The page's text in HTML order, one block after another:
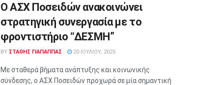
Ο ΑΣΧ Ποσειδών ανακοινώνει
στρατηγική συνεργασία με το
φροντιστήριο “ΔΕΣΜΗ”
BY ΣΤΑΘΗΣ ΓΊΑΠΑΠΠΑΣ 20 ΙΟΥΛΊΟΥ, 2025
Με σταθερά βήματα ανάπτυξης και κοινωνικής
σύνδεσης, ο ΑΣΧ Ποσειδών προχωρά σε μία σημαντική